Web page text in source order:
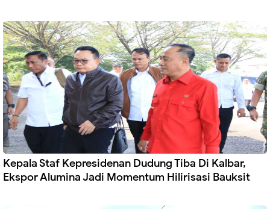
Kepala Staf Kepresidenan Dudung Tiba Di Kalbar,
Ekspor Alumina Jadi Momentum Hilirisasi Bauksit